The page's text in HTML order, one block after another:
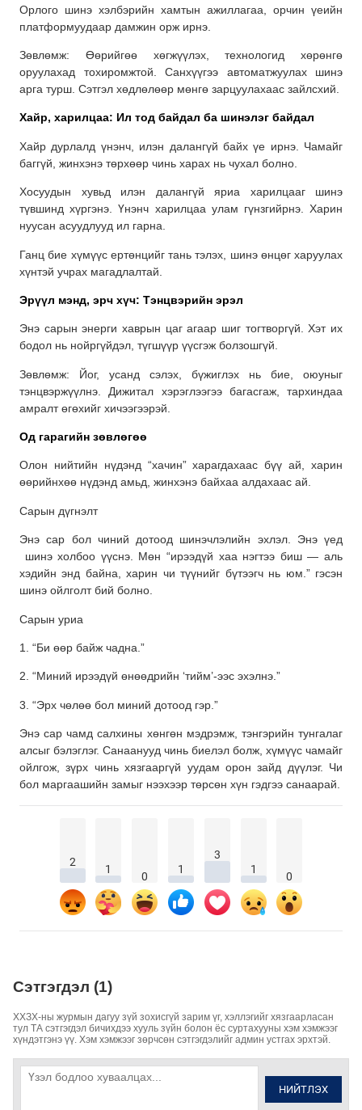
Орлого шинэ хэлбэрийн хамтын ажиллагаа, орчин үеийн
платформуудаар дамжин орж ирнэ.
Зөвлөмж: Өөрийгөө хөгжүүлэх, технологид хөрөнгө
оруулахад тохиромжтой. Санхүүгээ автоматжуулах шинэ
арга турш. Сэтгэл хөдлөлөөр мөнгө зарцуулахаас зайлсхий.
Хайр, харилцаа: Ил тод байдал ба шинэлэг байдал
Хайр дурлалд үнэнч, илэн далангүй байх үе ирнэ. Чамайг
баггүй, жинхэнэ төрхөөр чинь харах нь чухал болно.
Хосуудын хувьд илэн далангүй яриа харилцааг шинэ
түвшинд хүргэнэ. Үнэнч харилцаа улам гүнзгийрнэ. Харин
нуусан асуудлууд ил гарна.
Ганц бие хүмүүс ертөнцийг тань тэлэх, шинэ өнцөг харуулах
хүнтэй учрах магадлалтай.
Эрүүл мэнд, эрч хүч: Тэнцвэрийн эрэл
Энэ сарын энерги хаврын цаг агаар шиг тогтворгүй. Хэт их
бодол нь нойргүйдэл, түгшүүр үүсгэж болзошгүй.
Зөвлөмж: Йог, усанд сэлэх, бүжиглэх нь бие, оюуныг
тэнцвэржүүлнэ. Дижитал хэрэглээгээ багасгаж, тархиндаа
амралт өгөхийг хичээгээрэй.
Од гарагийн зөвлөгөө
Олон нийтийн нүдэнд “хачин” харагдахаас бүү ай, харин
өөрийнхөө нүдэнд амьд, жинхэнэ байхаа алдахаас ай.
Сарын дүгнэлт
Энэ сар бол чиний дотоод шинэчлэлийн эхлэл. Энэ үед
шинэ холбоо үүснэ. Мөн “ирээдүй хаа нэгтээ биш — аль
хэдийн энд байна, харин чи түүнийг бүтээгч нь юм.” гэсэн
шинэ ойлголт бий болно.
Сарын уриа
1. “Би өөр байж чадна.”
2. “Миний ирээдүй өнөөдрийн ‘тийм’-ээс эхэлнэ.”
3. “Эрх чөлөө бол миний дотоод гэр.”
Энэ сар чамд салхины хөнгөн мэдрэмж, тэнгэрийн тунгалаг
алсыг бэлэглэг. Санаанууд чинь биелэл болж, хүмүүс чамайг
ойлгож, зүрх чинь хязгааргүй уудам орон зайд дүүлэг. Чи
бол маргаашийн замыг нээхээр төрсөн хүн гэдгээ санаарай.
2
1
0
1
3
1
0
Сэтгэгдэл (1)
ХХЗХ-ны журмын дагуу зүй зохисгүй зарим үг, хэллэгийг хязгаарласан
тул ТА сэтгэгдэл бичихдээ хууль зүйн болон ёс суртахууны хэм хэмжээг
хүндэтгэнэ үү. Хэм хэмжээг зөрчсөн сэтгэгдэлийг админ устгах эрхтэй.
НИЙТЛЭХ